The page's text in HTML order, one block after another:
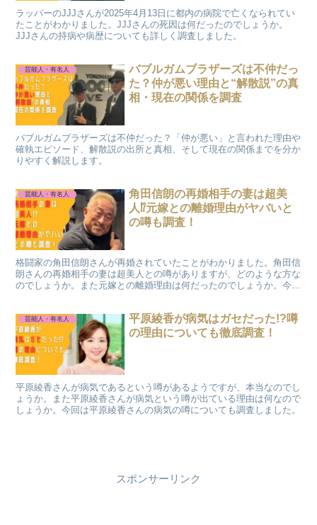
ラッパーのJJJさんが2025年4月13日に都内の病院で亡くなられてい
たことがわかりました。JJJさんの死因は何だったのでしょうか。
JJJさんの持病や病歴についても詳しく調査しました。
芸能人・有名人
バブルガムブラザーズは不仲だっ
た？仲が悪い理由と“解散説”の真
相・現在の関係を調査
バブルガムブラザーズは不仲だった？「仲が悪い」と言われた理由や
確執エピソード、解散説の出所と真相、そして現在の関係までを分か
りやすく解説します。
芸能人・有名人
角田信朗の再婚相手の妻は超美
人⁉元嫁との離婚理由がヤバいと
の噂も調査！
格闘家の角田信朗さんが再婚されていたことがわかりました。角田信
朗さんの再婚相手の妻は超美人との噂がありますが、どのような方な
のでしょうか。また元嫁との離婚理由は何だったのでしょうか。今回
芸能人・有名人
平原綾香が病気はガセだった!?噂
の理由についても徹底調査！
平原綾香さんが病気であるという噂があるようですが、本当なのでし
ょうか。また平原綾香さんが病気という噂が出ている理由は何なので
しょうか。今回は平原綾香さんの病気の噂についても調査しました。
スポンサーリンク